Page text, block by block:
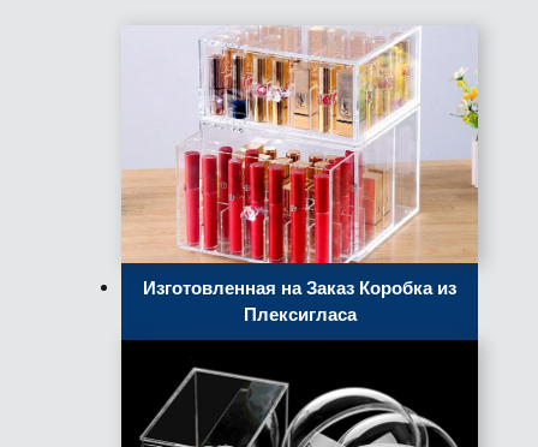
Изготовленная на Заказ Коробка из
Плексигласа